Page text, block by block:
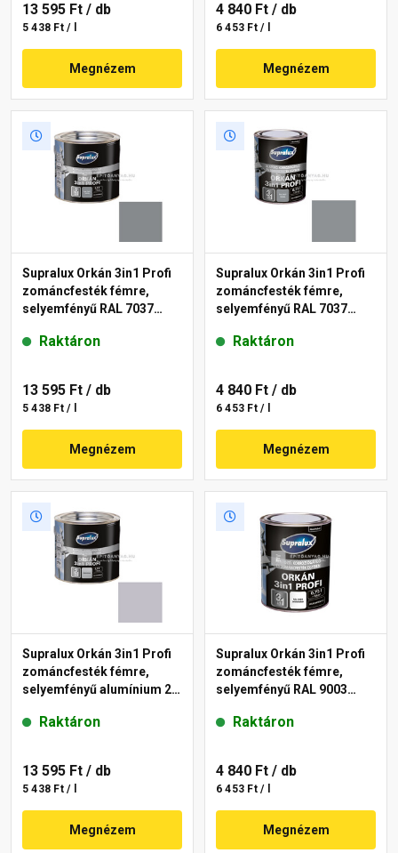
13 595 Ft / db
5 438 Ft / l
Megnézem
4 840 Ft / db
6 453 Ft / l
Megnézem
Supralux Orkán 3in1 Profi
zománcfesték fémre,
selyemfényű RAL 7037
Raktáron
13 595 Ft / db
5 438 Ft / l
Megnézem
Supralux Orkán 3in1 Profi
zománcfesték fémre,
selyemfényű RAL 7037
Raktáron
4 840 Ft / db
6 453 Ft / l
Megnézem
Supralux Orkán 3in1 Profi
zománcfesték fémre,
selyemfényű alumínium 2,5
Raktáron
13 595 Ft / db
5 438 Ft / l
Megnézem
Supralux Orkán 3in1 Profi
zománcfesték fémre,
selyemfényű RAL 9003
Raktáron
4 840 Ft / db
6 453 Ft / l
Megnézem